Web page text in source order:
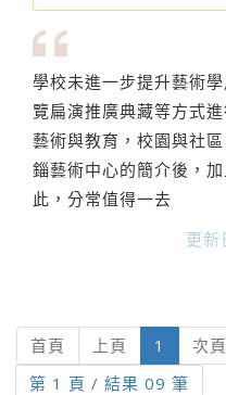
學校未進一步提升藝術
覽扁演推廣典藏等方式
藝術與教育，校園與社
錙藝術中心的簡介後，
此，分常值得一去
更
首頁 上頁 1 次頁
第 1 頁 / 結果 09 筆